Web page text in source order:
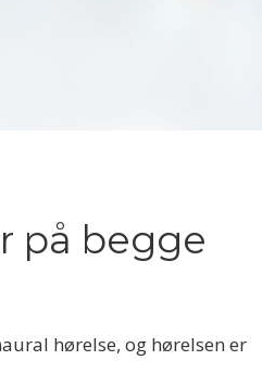
på begge
hørelse, og hørelsen er